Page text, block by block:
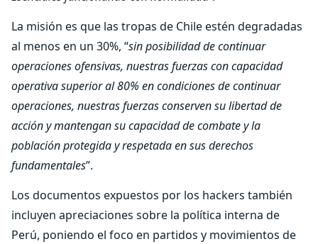
La misión es que las tropas de Chile estén degradadas
al menos en un 30%, “sin posibilidad de continuar
operaciones ofensivas, nuestras fuerzas con capacidad
operativa superior al 80% en condiciones de continuar
operaciones, nuestras fuerzas conserven su libertad de
acción y mantengan su capacidad de combate y la
población protegida y respetada en sus derechos
fundamentales”.
Los documentos expuestos por los hackers también
incluyen apreciaciones sobre la política interna de
Perú, poniendo el foco en partidos y movimientos de